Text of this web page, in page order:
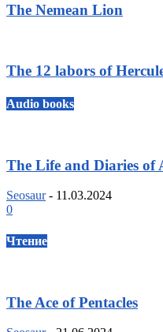
The Nemean Lion
The 12 labors of
Audio books
The Life and Diaries
Seosaur - 11.03.2024
0
Чтение
The Ace of Pentacles